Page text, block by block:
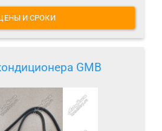
И СРОКИ
GMB